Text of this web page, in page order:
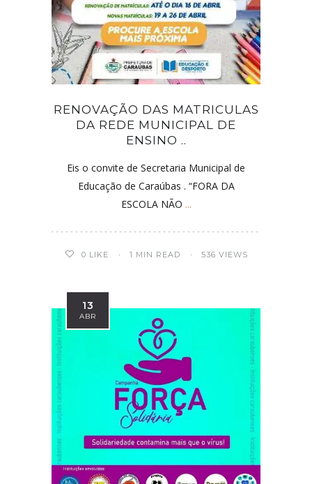
RENOVAÇÃO DAS MATRICULAS
DA REDE MUNICIPAL DE
ENSINO ..
Eis o convite de Secretaria Municipal de
Educação de Caraúbas . “FORA DA
ESCOLA NÃO ...
0 LIKE 1 MIN READ 536 VIEWS
13
ABR